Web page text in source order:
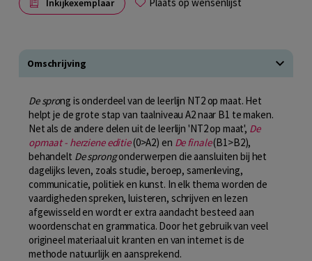
Inkijkexemplaar Plaats op wensenlijst
Omschrijving
De sprong is onderdeel van de leerlijn NT2 op maat. Het
helpt je de grote stap van taalniveau A2 naar B1 te maken.
Net als de andere delen uit de leerlijn 'NT2 op maat', De
opmaat - herziene editie(0>A2) en De finale(B1>B2),
behandelt De sprongonderwerpen die aansluiten bij het
dagelijks leven, zoals studie, beroep, samenleving,
communicatie, politiek en kunst. In elk thema worden de
vaardigheden spreken, luisteren, schrijven en lezen
afgewisseld en wordt er extra aandacht besteed aan
woordenschat en grammatica. Door het gebruik van veel
origineel materiaal uit kranten en van internet is de
methode natuurlijk en aansprekend.